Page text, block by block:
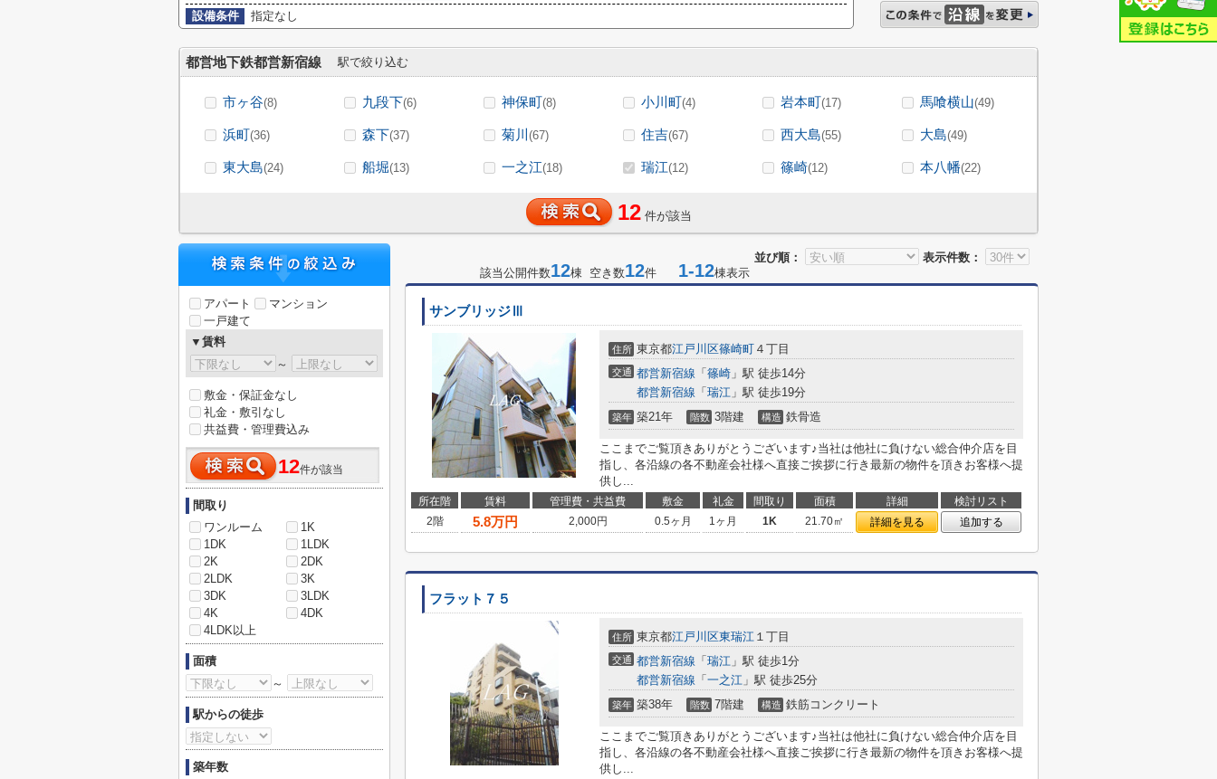
設備条件
指定なし
都営地下鉄都営新宿線 駅で絞り込む
市ヶ谷(8) 九段下(6) 神保町(8) 小川町(4) 岩本町(17) 馬喰横山(49)
浜町(36) 森下(37) 菊川 (67) 住吉(67) 西大島(55) 大島(49)
東大島(24) 船堀(13) 一之江(18) 瑞江(12) 篠崎(12) 本八幡(22)
12 件が該当
並び順：
表示件数：
該当公開件数12棟 空き数12件 1-12棟表示
サンブリッジⅢ
住所 東京都江戸川区篠崎町 ４丁目
交通 都営新宿線 「 篠崎 」駅 徒歩14分
都営新宿線 「 瑞江 」駅 徒歩19分
築年 築21年 階数 3階建 構造 鉄骨造
ここまでご覧頂きありがとうございます♪当社は他社に負けない総合仲介店を目
指し、各沿線の各不動産会社様へ直接ご挨拶に行き最新の物件を頂きお客様へ提
供し...
所在階 賃料 管理費・共益費 敷金 礼金 間取り 面積 詳細
検討リスト
2階
5.8万円 2,000円 0.5ヶ月 1ヶ月 1K 21.70㎡ 詳細を見る 追加する
フラット７５
住所 東京都江戸川区東瑞江 １丁目
交通 都営新宿線 「 瑞江 」駅 徒歩1分
都営新宿線 「 一之江 」駅 徒歩25分
築年 築38年 階数 7階建 構造 鉄筋コンクリート
ここまでご覧頂きありがとうございます♪当社は他社に負けない総合仲介店を目
指し、各沿線の各不動産会社様へ直接ご挨拶に行き最新の物件を頂きお客様へ提
供し...
アパート
マンション
一戸建て
▼賃料
～
敷金・保証金なし
礼金・敷引なし
共益費・管理費込み
12件が該当
間取り
ワンルーム
1K
1DK
1LDK
2K
2DK
2LDK
3K
3DK
3LDK
4K
4DK
4LDK以上
面積
～
駅からの徒歩
築年数